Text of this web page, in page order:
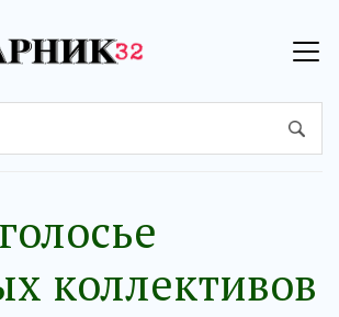
коллективов